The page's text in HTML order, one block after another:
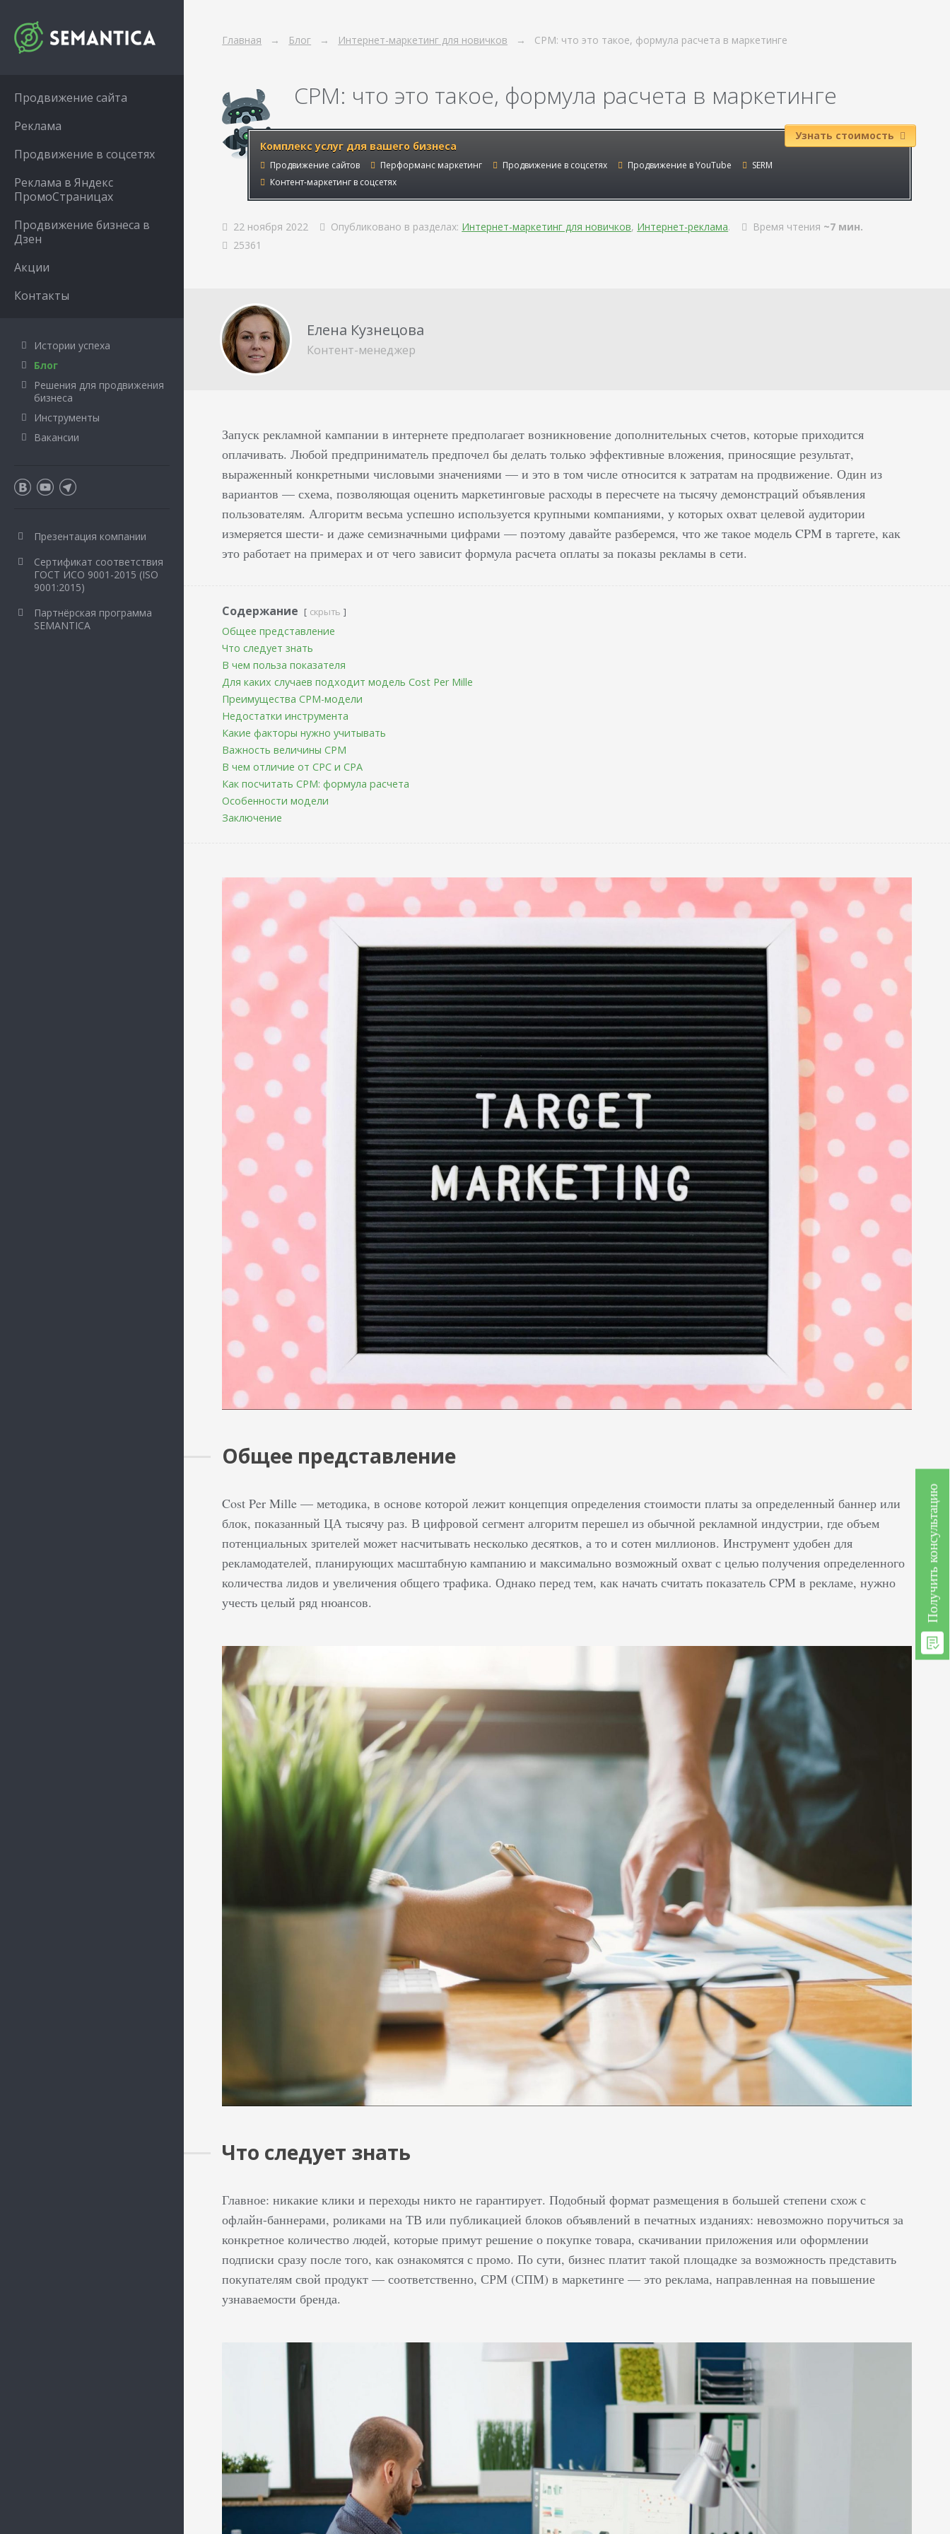
Главная Блог Интернет-маркетинг для новичков CPM: что это такое, формула расчета в маркетинге
CPM: что это такое, формула расчета в маркетинге
Комплекс услуг для вашего бизнеса
Продвижение сайтов Перформанс маркетинг Продвижение в соцсетях Продвижение в YouTube
SERM
Контент-маркетинг в соцсетях
Узнать стоимость
22 ноября 2022 Опубликовано в разделах: Интернет-маркетинг для новичков, Интернет-реклама. Время чтения ~7 мин.
25361
Елена Кузнецова
Контент-менеджер
Запуск рекламной кампании в интернете предполагает возникновение дополнительных счетов, которые приходится
оплачивать. Любой предприниматель предпочел бы делать только эффективные вложения, приносящие результат,
выраженный конкретными числовыми значениями — и это в том числе относится к затратам на продвижение. Один из
вариантов — схема, позволяющая оценить маркетинговые расходы в пересчете на тысячу демонстраций объявления
пользователям. Алгоритм весьма успешно используется крупными компаниями, у которых охват целевой аудитории
измеряется шести- и даже семизначными цифрами — поэтому давайте разберемся, что же такое модель CPM в таргете, как
это работает на примерах и от чего зависит формула расчета оплаты за показы рекламы в сети.
Содержание скрыть
Общее представление
Что следует знать
В чем польза показателя
Для каких случаев подходит модель Cost Per Mille
Преимущества CPM-модели
Недостатки инструмента
Какие факторы нужно учитывать
Важность величины CPM
В чем отличие от CPC и CPA
Как посчитать CPM: формула расчета
Особенности модели
Заключение
Общее представление
Cost Per Mille — методика, в основе которой лежит концепция определения стоимости платы за определенный баннер или
блок, показанный ЦА тысячу раз. В цифровой сегмент алгоритм перешел из обычной рекламной индустрии, где объем
потенциальных зрителей может насчитывать несколько десятков, а то и сотен миллионов. Инструмент удобен для
рекламодателей, планирующих масштабную кампанию и максимально возможный охват с целью получения определенного
количества лидов и увеличения общего трафика. Однако перед тем, как начать считать показатель CPM в рекламе, нужно
учесть целый ряд нюансов.
Что следует знать
Главное: никакие клики и переходы никто не гарантирует. Подобный формат размещения в большей степени схож с
офлайн-баннерами, роликами на ТВ или публикацией блоков объявлений в печатных изданиях: невозможно поручиться за
конкретное количество людей, которые примут решение о покупке товара, скачивании приложения или оформлении
подписки сразу после того, как ознакомятся с промо. По сути, бизнес платит такой площадке за возможность представить
покупателям свой продукт — соответственно, СРМ (СПМ) в маркетинге — это реклама, направленная на повышение
узнаваемости бренда.
Продвижение сайта
Реклама
Продвижение в соцсетях
Реклама в Яндекс
ПромоСтраницах
Продвижение бизнеса в
Дзен
Акции
Контакты
Истории успеха
Блог
Решения для продвижения
бизнеса
Инструменты
Вакансии
Презентация компании
Сертификат соответствия
ГОСТ ИСО 9001-2015 (ISO
9001:2015)
Партнёрская программа
SEMANTICA
Получить консультацию